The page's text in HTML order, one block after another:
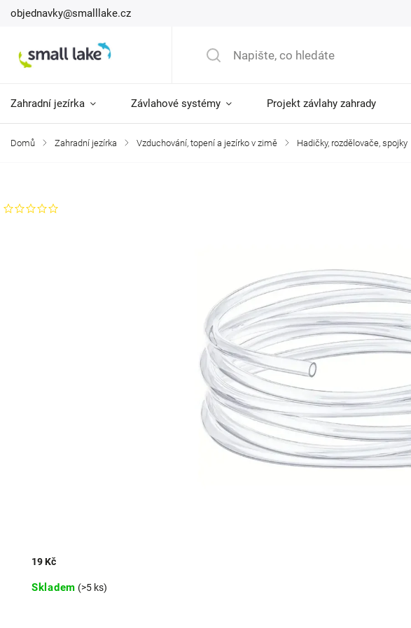
objednavky@smalllake.cz
Zahradní jezírka Závlahové systémy Projekt závlahy zahrady
Domů / Zahradní jezírka / Vzduchování, topení a jezírko v zimě / Hadičky, rozdělovače, spojky
19 Kč
Skladem (>5 ks)